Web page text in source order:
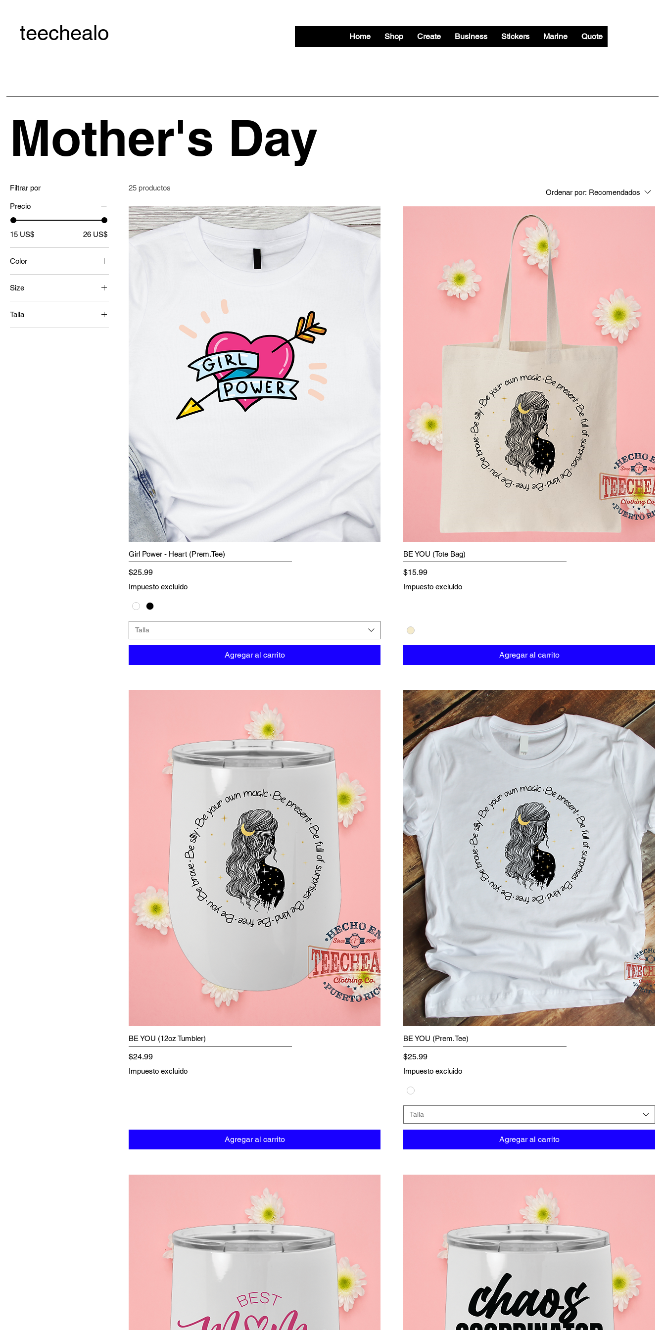
teechealo Home Shop Create Business Stickers Marine Quote
Mother's Day
Filtrar por
Precio
15 US$ 26 US$
Color
Size
LGE
Talla
25 productos
Ordenar por: Recomendados
Girl Power - Heart (Prem.Tee)
Precio
$25.99
Impuesto excluido
Talla
Agregar al carrito
BE YOU (Tote Bag)
Precio
$15.99
Impuesto excluido
Agregar al carrito
BE YOU (12oz Tumbler)
Precio
$24.99
Impuesto excluido
Agregar al carrito
BE YOU (Prem.Tee)
Precio
$25.99
Impuesto excluido
Talla
Agregar al carrito